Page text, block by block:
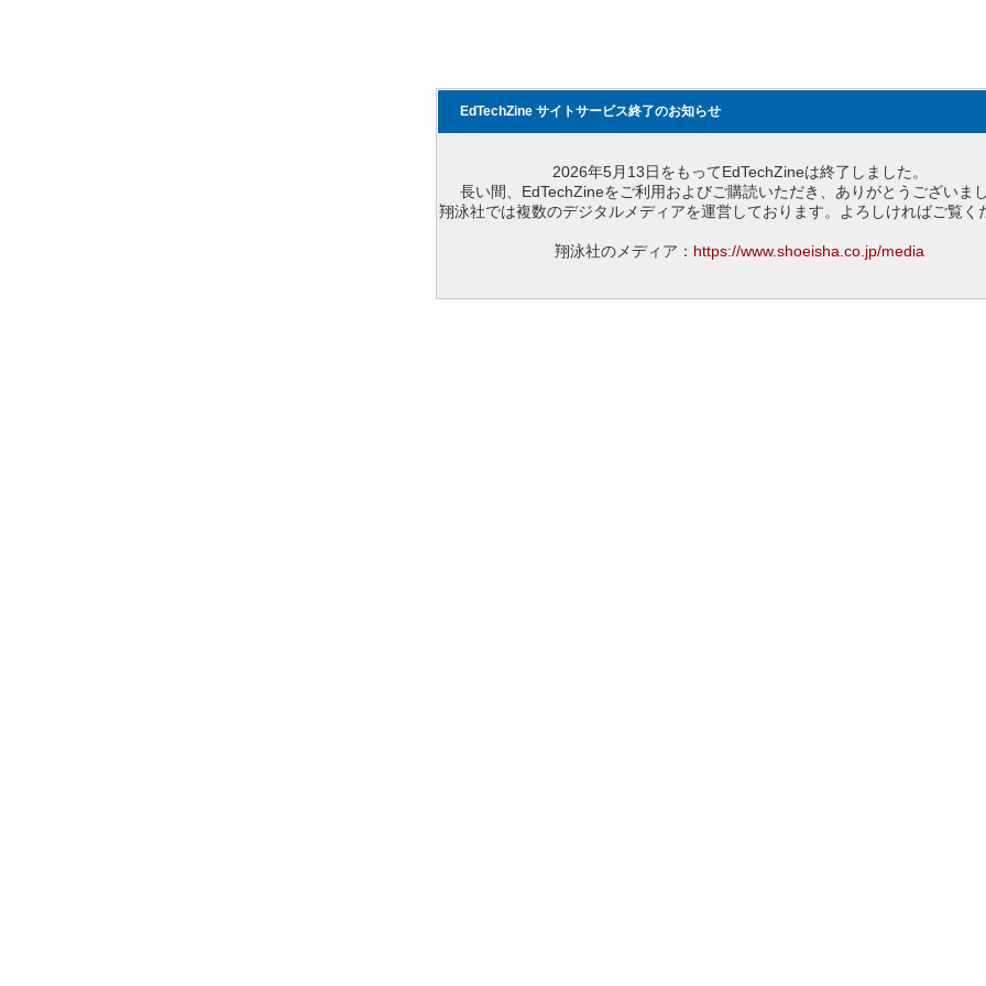
EdTechZine サイトサービス終了のお知らせ
2026年5月13日をもってEdTechZineは終了しました。
長い間、EdTechZineをご利用およびご購読いただき、ありがとうございまし
翔泳社では複数のデジタルメディアを運営しております。よろしければご覧く
翔泳社のメディア： https://www.shoeisha.co.jp/media